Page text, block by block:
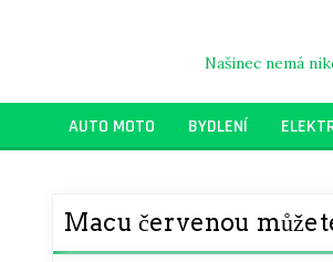
Našinec nemá
AUTO MOTO BYDLENÍ
Macu červenou